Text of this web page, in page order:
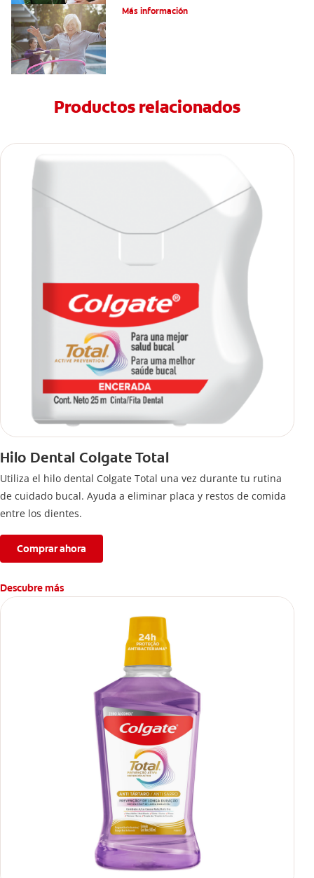
Más información
Productos relacionados
Hilo Dental Colgate Total
Utiliza el hilo dental Colgate Total una vez durante tu rutina
de cuidado bucal. Ayuda a eliminar placa y restos de comida
entre los dientes.
Comprar ahora
Descubre más